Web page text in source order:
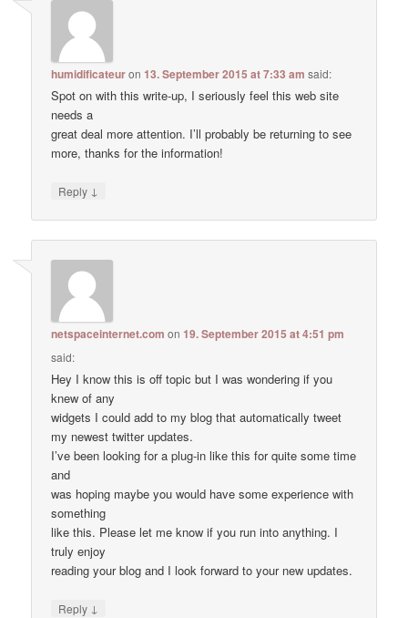
humidificateuron13. September 2015 at 7:33 am said:
Spot on with this write-up, I seriously feel this web site
needs a
great deal more attention. I’ll probably be returning to see
more, thanks for the information!
Reply ↓
netspaceinternet.com on19. September 2015 at 4:51 pm
said:
Hey I know this is off topic but I was wondering if you
knew of any
widgets I could add to my blog that automatically tweet
my newest twitter updates.
I’ve been looking for a plug-in like this for quite some time
and
was hoping maybe you would have some experience with
something
like this. Please let me know if you run into anything. I
truly enjoy
reading your blog and I look forward to your new updates.
Reply ↓